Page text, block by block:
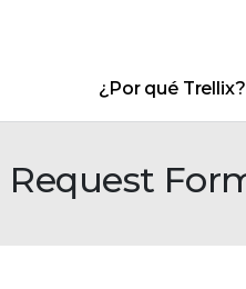
¿Por qué Trellix?
Request